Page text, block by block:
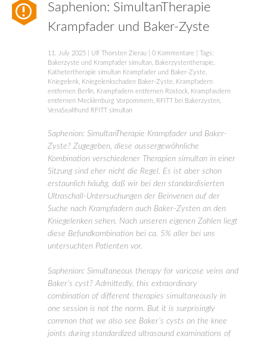
Saphenion: SimultanTherapie
Krampfader und Baker-Zyste
11. July 2025 Ulf Thorsten Zierau 0 Kommentare | Tags:
Bakerzyste und Krampfader simultan
Bakerzystentherapie
Kathetertherapie simultan Krampfader und Baker-Zyste
Kniegelenk
Kniegelenkschaden Baker-Zyste
Krampfadern
entfernen Berlin
Krampfadern entfernen Rostock
Krampfasdern
entfernen Mecklenburg Vorpommern
RFITT bei Bakerzysten
VenaSeal®und RFITT simultan
Saphenion: SimultanTherapie Krampfader und Baker-
Zyste? Zugegeben, diese aussergewöhnliche
Kombination verschiedener Therapien simultan in einer
Sitzung sind eher nicht die Regel. Es ist aber schon
erstaunlich häufig, daß wir bei den standardisierten
Ultraschall-Untersuchungen der Beinvenen auf der
Suche nach Krampfadern auch Baker-Zysten an den
Kniegelenken sehen. Nach unseren eigenen Zahlen liegt
diese Befundkombination bei ca. 5% aller bei uns
untersuchten Patienten vor.
Saphenion: Simultaneous therapy for varicose veins and
Baker’s cyst? Admittedly, this extraordinary
combination of different therapies simultaneously in
one session is not the norm. But it is surprisingly
common that we also see Baker’s cysts on the knee
joints during standardized ultrasound examinations of